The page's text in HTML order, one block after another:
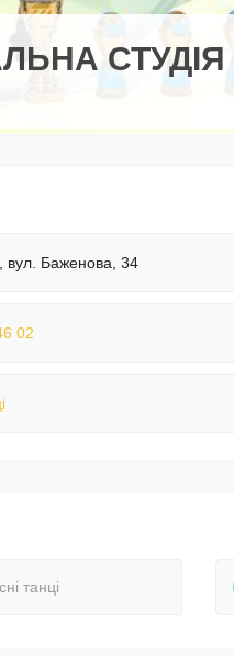
СТУДІЯ
вул. Баженова, 34
02
танці